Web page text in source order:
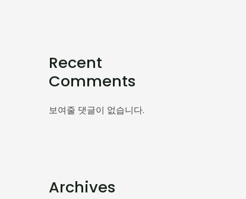
Recent
Comments
보여줄 댓글이 없습니다.
Archives